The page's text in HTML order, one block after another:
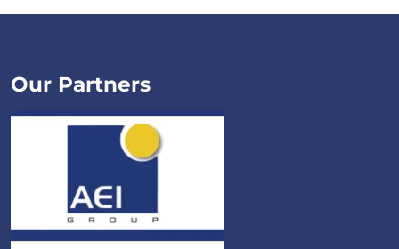
Our Partners